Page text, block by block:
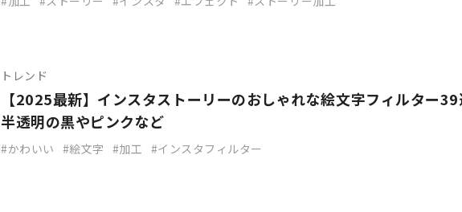
トレンド
【2025最新】インスタストーリーのおしゃれな絵文字フィルター39
半透明の黒やピンクなど
かわいい 絵文字 加工 インスタフィルター